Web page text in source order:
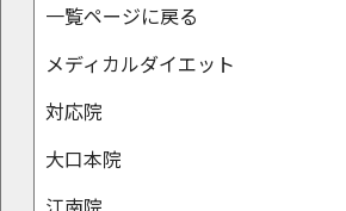
一覧ページに戻る
メディカルダイエット
対応院
大口本院